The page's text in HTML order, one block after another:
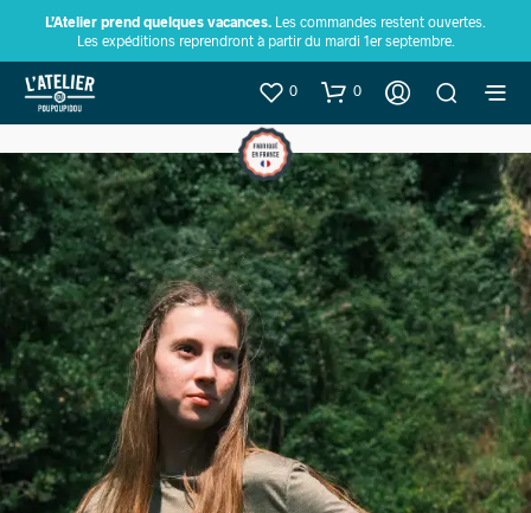
L’Atelier prend quelques vacances. Les commandes restent ouvertes.
Les expéditions reprendront à partir du mardi 1er septembre.
0 0